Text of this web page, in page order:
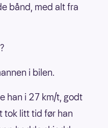
bånd, med alt fra
i bilen.
han i 27 km/t, godt
tok litt tid før han